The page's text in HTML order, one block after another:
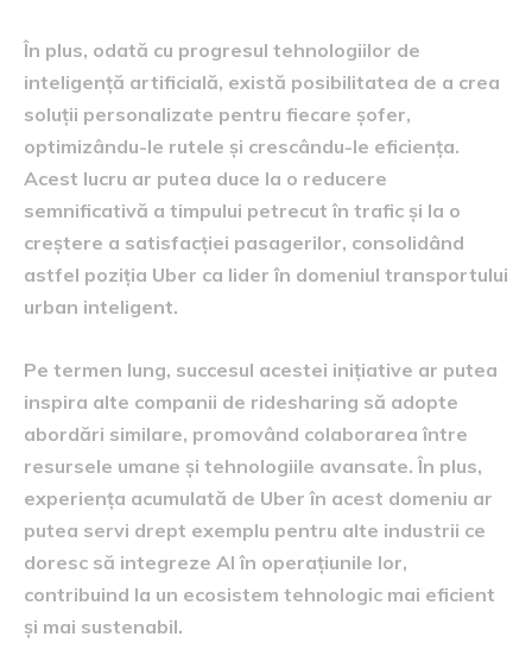
În plus, odată cu progresul tehnologiilor de
inteligență artificială, există posibilitatea de a crea
soluții personalizate pentru fiecare șofer,
optimizându-le rutele și crescându-le eficiența.
Acest lucru ar putea duce la o reducere
semnificativă a timpului petrecut în trafic și la o
creștere a satisfacției pasagerilor, consolidând
astfel poziția Uber ca lider în domeniul transportului
urban inteligent.
Pe termen lung, succesul acestei inițiative ar putea
inspira alte companii de ridesharing să adopte
abordări similare, promovând colaborarea între
resursele umane și tehnologiile avansate. În plus,
experiența acumulată de Uber în acest domeniu ar
putea servi drept exemplu pentru alte industrii ce
doresc să integreze AI în operațiunile lor,
contribuind la un ecosistem tehnologic mai eficient
și mai sustenabil.